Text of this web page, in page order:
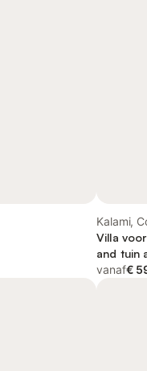
Kalami,
Villa
and tuin
vanaf€